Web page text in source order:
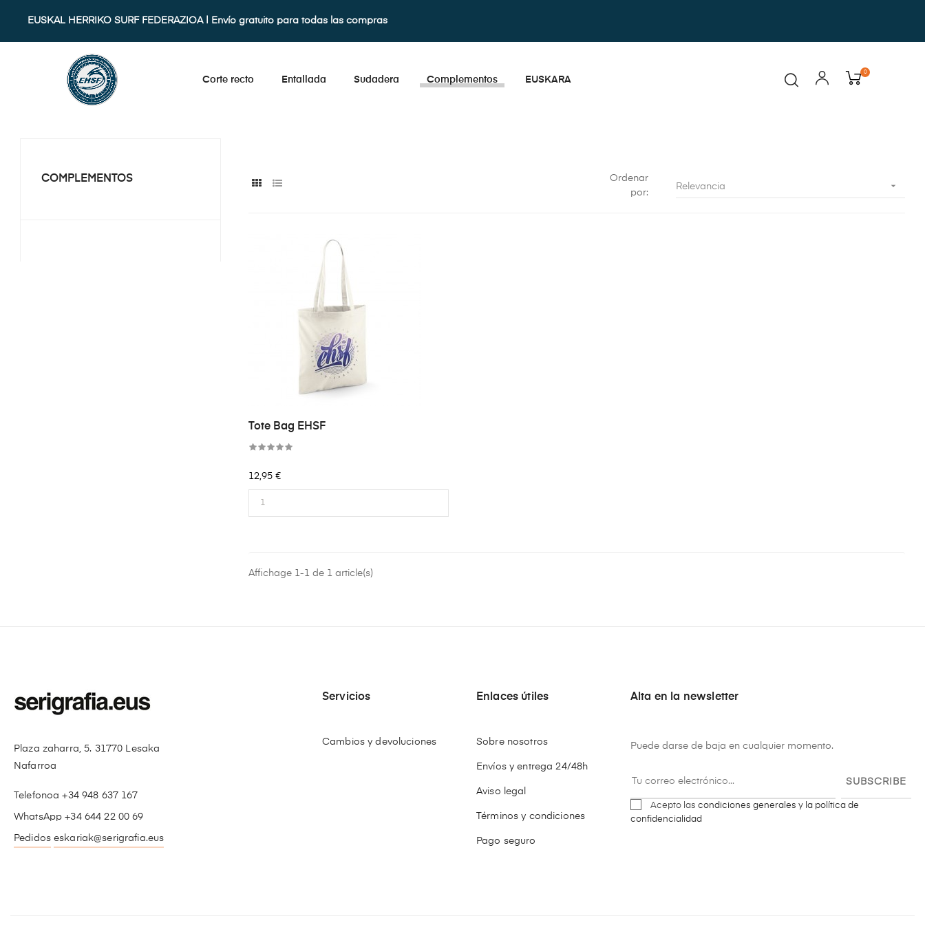
EUSKAL HERRIKO SURF FEDERAZIOA | Envío gratuito para todas las compras
Corte recto Entallada Sudadera Complementos EUSKARA
0
COMPLEMENTOS
Ordenar
por:
Relevancia 
Tote Bag EHSF
Precio
12,95 €
Affichage 1-1 de 1 article(s)
Plaza zaharra, 5. 31770 Lesaka
Nafarroa
Telefonoa +34 948 637 167
WhatsApp +34 644 22 00 69
Pedidos eskariak@serigrafia.eus
Servicios
Cambios y devoluciones
Enlaces útiles
Sobre nosotros
Envíos y entrega 24/48h
Aviso legal
Términos y condiciones
Pago seguro
Alta en la newsletter
Puede darse de baja en cualquier momento.
SUBSCRIBE
Acepto las condiciones generales y la política de
confidencialidad